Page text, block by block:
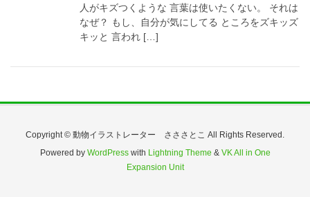
人がキズつくような 言葉は使いたくない。 それは
なぜ？ もし、自分が気にしてる ところをズキッズ
キッと 言われ […]
Copyright © 動物イラストレーター さささとこ All Rights Reserved.
Powered by WordPresswith Lightning Theme & VK All in One
Expansion Unit